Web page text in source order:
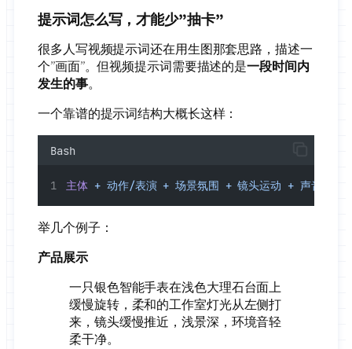
提示词怎么写，才能少”抽卡”
很多人写视频提示词还在用生图那套思路，描述一
个”画面”。但视频提示词需要描述的是一段时间内
发生的事。
一个靠谱的提示词结构大概长这样：
Bash
主体 + 动作/表演 + 场景氛围 + 镜头运动 + 声音/节奏
举几个例子：
产品展示
一只银色智能手表在浅色大理石台面上
缓慢旋转，柔和的工作室灯光从左侧打
来，镜头缓慢推近，浅景深，环境音轻
柔干净。